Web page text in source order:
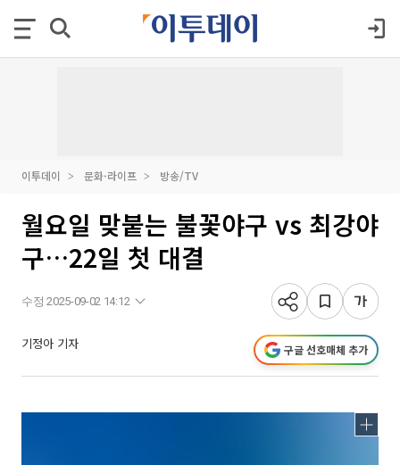
이투데이 문화·라이프 방송/TV
월요일 맞붙는 불꽃야구 vs 최강야
구…22일 첫 대결
수정 2025-09-02 14:12
기정아 기자 구글 선호매체 추가